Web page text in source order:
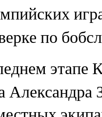
по
этапе